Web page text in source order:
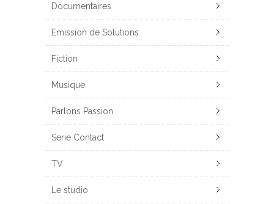
Documentaires
Emission de Solutions
Fiction
Musique
Parlons Passion
Serie Contact
TV
Le studio